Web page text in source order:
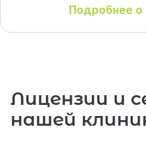
Подробнее о
Лицензии и
нашей